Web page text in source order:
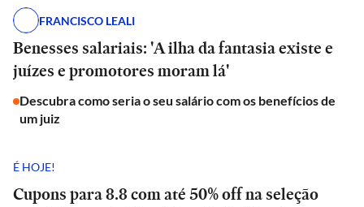
FRANCISCO LEALI
Benesses salariais: 'A ilha da fantasia existe e
juízes e promotores moram lá'
Descubra como seria o seu salário com os benefícios de
um juiz
É HOJE!
Cupons para 8.8 com até 50% off na seleção